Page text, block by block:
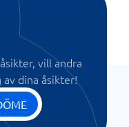
vill andra
dina åsikter!